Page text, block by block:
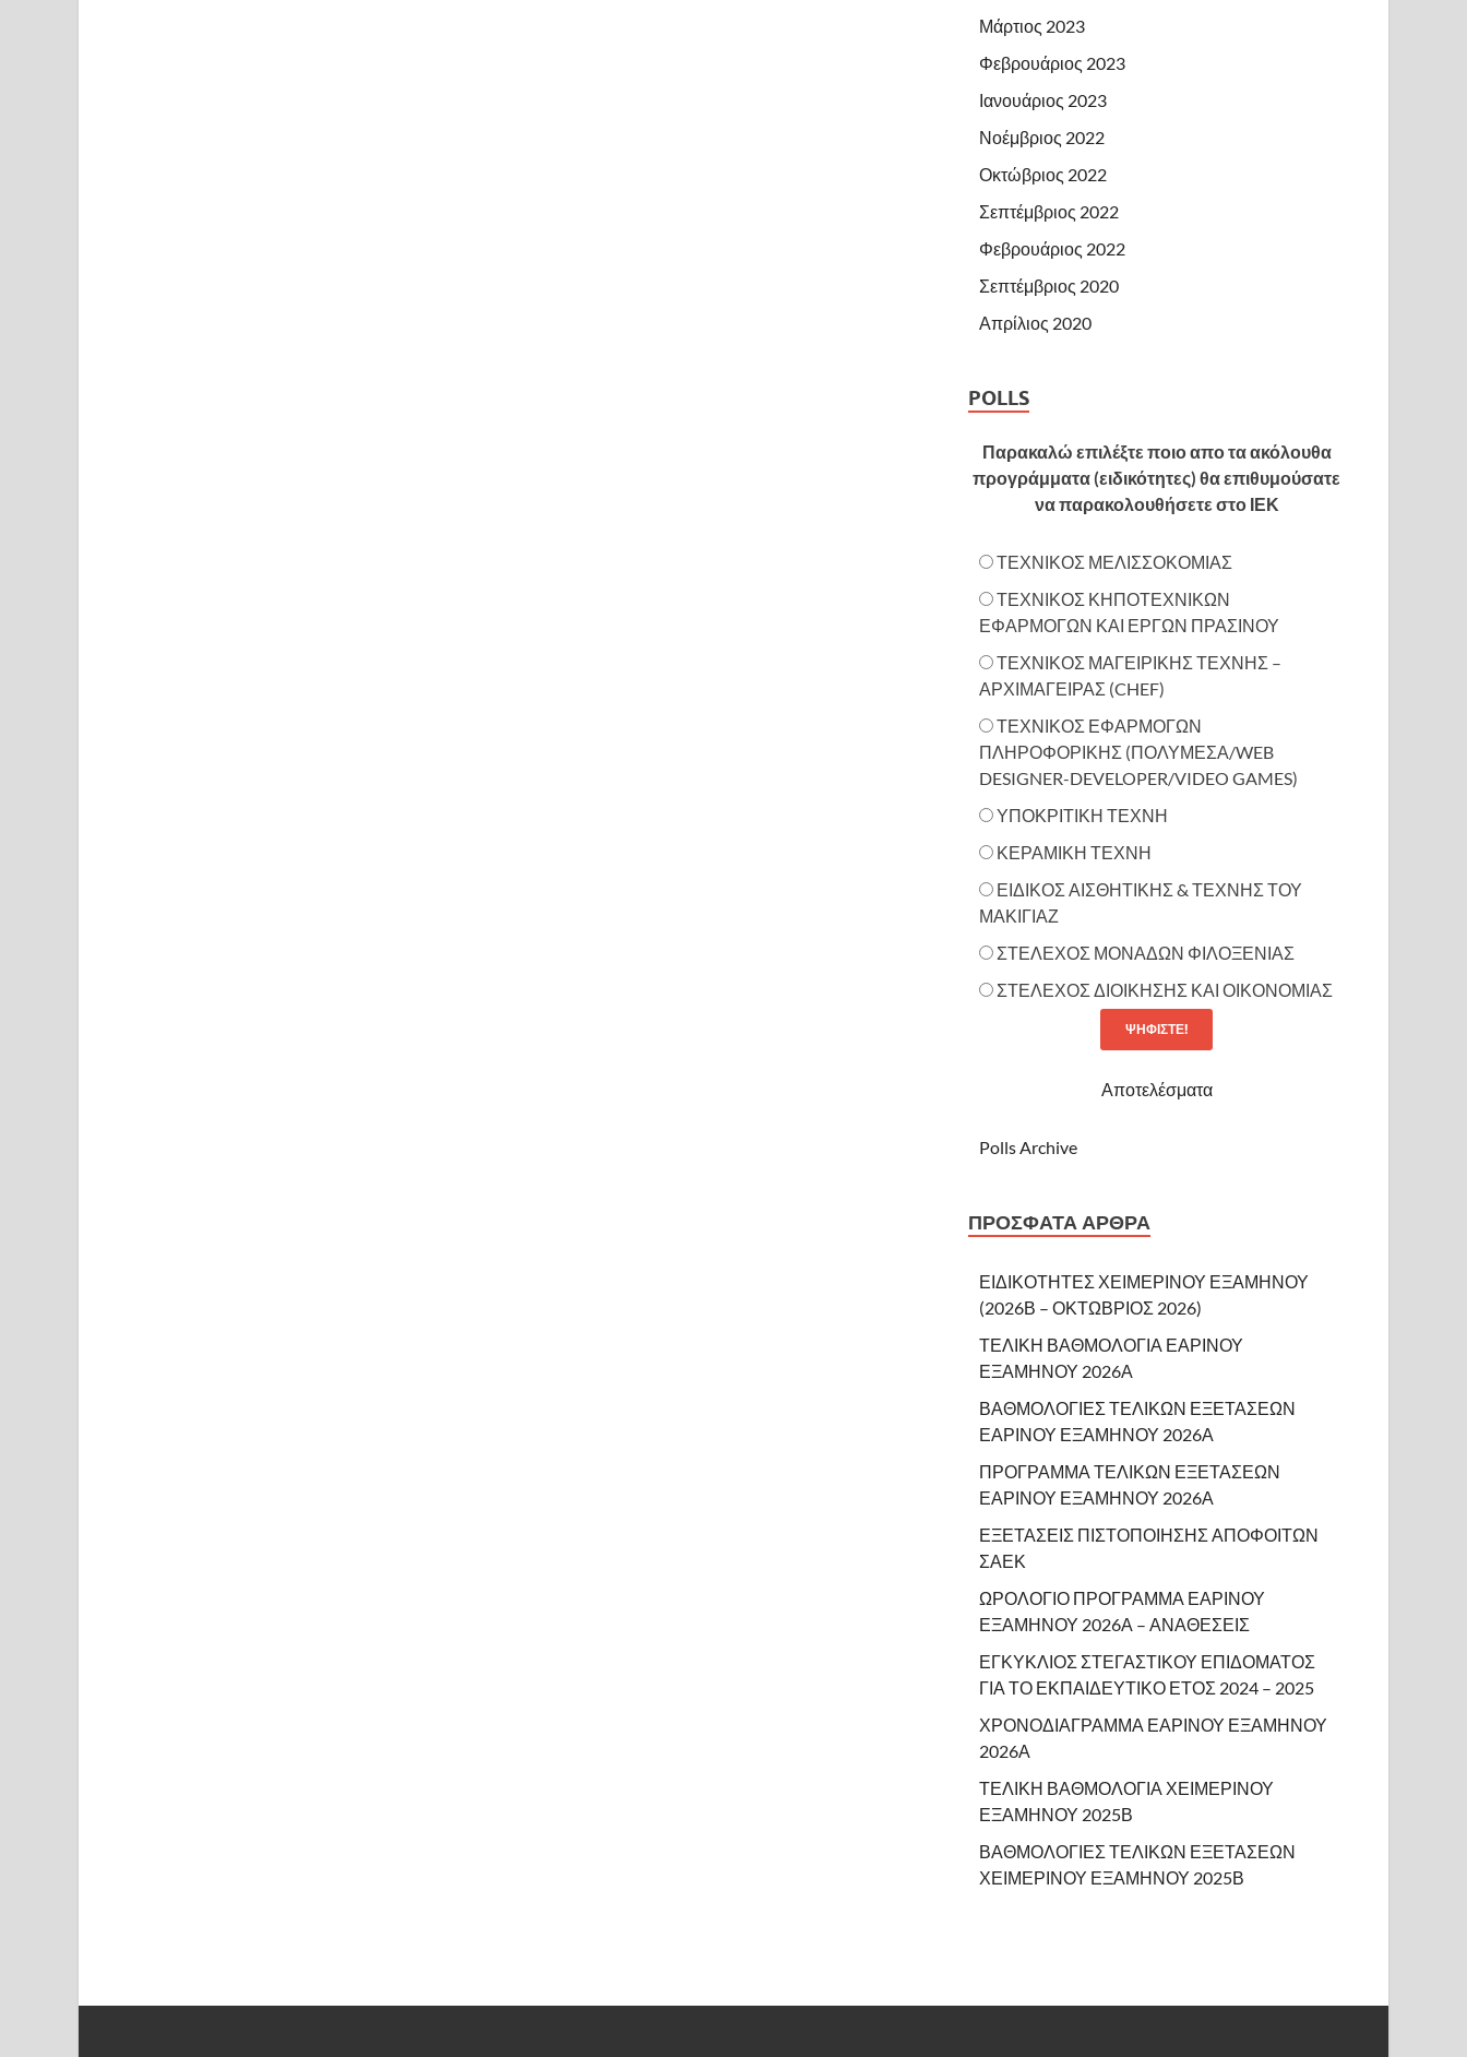
Μάρτιος 2023
Φεβρουάριος 2023
Ιανουάριος 2023
Νοέμβριος 2022
Οκτώβριος 2022
Σεπτέμβριος 2022
Φεβρουάριος 2022
Σεπτέμβριος 2020
Απρίλιος 2020
POLLS
Παρακαλώ επιλέξτε ποιο απο τα ακόλουθα
προγράμματα (ειδικότητες) θα επιθυμούσατε
να παρακολουθήσετε στο ΙΕΚ
ΤΕΧΝΙΚΟΣ ΜΕΛΙΣΣΟΚΟΜΙΑΣ
ΤΕΧΝΙΚΟΣ ΚΗΠΟΤΕΧΝΙΚΩΝ
ΕΦΑΡΜΟΓΩΝ ΚΑΙ ΕΡΓΩΝ ΠΡΑΣΙΝΟΥ
ΤΕΧΝΙΚΟΣ ΜΑΓΕΙΡΙΚΗΣ ΤΕΧΝΗΣ –
ΑΡΧΙΜΑΓΕΙΡΑΣ (CHEF)
ΤΕΧΝΙΚΟΣ ΕΦΑΡΜΟΓΩΝ
ΠΛΗΡΟΦΟΡΙΚΗΣ (ΠΟΛΥΜΕΣΑ/WEB
DESIGNER-DEVELOPER/VIDEO GAMES)
ΥΠΟΚΡΙΤΙΚΗ ΤΕΧΝΗ
ΚΕΡΑΜΙΚΗ ΤΕΧΝΗ
ΕΙΔΙΚΟΣ ΑΙΣΘΗΤΙΚΗΣ & ΤΕΧΝΗΣ ΤΟΥ
ΜΑΚΙΓΙΑΖ
ΣΤΕΛΕΧΟΣ ΜΟΝΑΔΩΝ ΦΙΛΟΞΕΝΙΑΣ
ΣΤΕΛΕΧΟΣ ΔΙΟΙΚΗΣΗΣ ΚΑΙ ΟΙΚΟΝΟΜΙΑΣ
Αποτελέσματα
Polls Archive
ΠΡΌΣΦΑΤΑ ΆΡΘΡΑ
ΕΙΔΙΚΟΤΗΤΕΣ ΧΕΙΜΕΡΙΝΟΥ ΕΞΑΜΗΝΟΥ
(2026Β – ΟΚΤΩΒΡΙΟΣ 2026)
ΤΕΛΙΚΗ ΒΑΘΜΟΛΟΓΙΑ ΕΑΡΙΝΟΥ
ΕΞΑΜΗΝΟΥ 2026Α
ΒΑΘΜΟΛΟΓΙΕΣ ΤΕΛΙΚΩΝ ΕΞΕΤΑΣΕΩΝ
ΕΑΡΙΝΟΥ ΕΞΑΜΗΝΟΥ 2026Α
ΠΡΟΓΡΑΜΜΑ ΤΕΛΙΚΩΝ ΕΞΕΤΑΣΕΩΝ
ΕΑΡΙΝΟΥ ΕΞΑΜΗΝΟΥ 2026Α
ΕΞΕΤΑΣΕΙΣ ΠΙΣΤΟΠΟΙΗΣΗΣ ΑΠΟΦΟΙΤΩΝ
ΣΑΕΚ
ΩΡΟΛΟΓΙΟ ΠΡΟΓΡΑΜΜΑ ΕΑΡΙΝΟΥ
ΕΞΑΜΗΝΟΥ 2026Α – ΑΝΑΘΕΣΕΙΣ
ΕΓΚΥΚΛΙΟΣ ΣΤΕΓΑΣΤΙΚΟΥ ΕΠΙΔΟΜΑΤΟΣ
ΓΙΑ ΤΟ ΕΚΠΑΙΔΕΥΤΙΚΟ ΕΤΟΣ 2024 – 2025
ΧΡΟΝΟΔΙΑΓΡΑΜΜΑ ΕΑΡΙΝΟΥ ΕΞΑΜΗΝΟΥ
2026Α
ΤΕΛΙΚΗ ΒΑΘΜΟΛΟΓΙΑ ΧΕΙΜΕΡΙΝΟΥ
ΕΞΑΜΗΝΟΥ 2025Β
ΒΑΘΜΟΛΟΓΙΕΣ ΤΕΛΙΚΩΝ ΕΞΕΤΑΣΕΩΝ
ΧΕΙΜΕΡΙΝΟΥ ΕΞΑΜΗΝΟΥ 2025Β